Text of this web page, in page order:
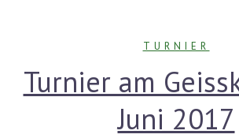
TURNIER
Turnier am
Juni 2017